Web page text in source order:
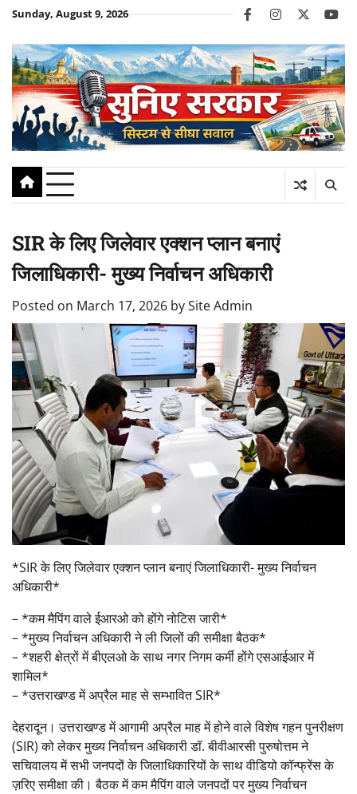
Skip
content
Sunday, August 9, 2026 facebookinstagram
twitter
SIR के लिए जिलेवार एक्शन प्लान बनाएं
जिलाधिकारी- मुख्य निर्वाचन अधिकारी
Posted on March 17, 2026 bySite Admin
*SIR के लिए जिलेवार एक्शन प्लान बनाएं जिलाधिकारी- मुख्य निर्वाचन
अधिकारी*
– *कम मैपिंग वाले ईआरओ को होंगे नोटिस जारी*
– *मुख्य निर्वाचन अधिकारी ने ली जिलों की समीक्षा बैठक*
– *शहरी क्षेत्रों में बीएलओ के साथ नगर निगम कर्मी होंगे एसआईआर में
शामिल*
– *उत्तराखण्ड में अप्रैल माह से सम्भावित SIR*
देहरादून। उत्तराखण्ड में आगामी अप्रैल माह में होने वाले विशेष गहन पुनरीक्षण
(SIR) को लेकर मुख्य निर्वाचन अधिकारी डॉ. बीवीआरसी पुरुषोत्तम ने
सचिवालय में सभी जनपदों के जिलाधिकारियों के साथ वीडियो कॉन्फ्रेंस के
ज़रिए समीक्षा की। बैठक में कम मैपिंग वाले जनपदों पर मुख्य निर्वाचन